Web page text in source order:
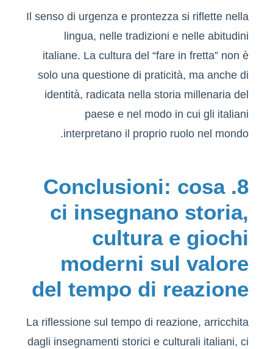
Il senso di urgenza e prontezza si riflette nella
lingua, nelle tradizioni e nelle abitudini
italiane. La cultura del “fare in fretta” non è
solo una questione di praticità, ma anche di
identità, radicata nella storia millenaria del
paese e nel modo in cui gli italiani
interpretano il proprio ruolo nel mondo.
8. Conclusioni: cosa
ci insegnano storia,
cultura e giochi
moderni sul valore
del tempo di reazione
La riflessione sul tempo di reazione, arricchita
dagli insegnamenti storici e culturali italiani, ci